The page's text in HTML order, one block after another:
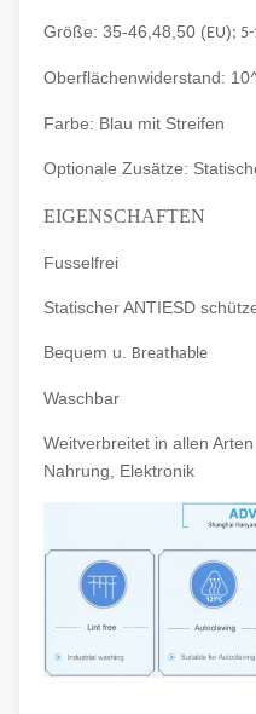
Größe: 35-46,48,50 (EU);
Oberflächenwiderstand: 10
Farbe: Blau mit Streifen
Optionale Zusätze:
EIGENSCHAFTEN
Fusselfrei
Statischer ANTIESD
Bequem u. Breathable
Waschbar
Weitverbreitet in allen
Nahrung, Elektronik